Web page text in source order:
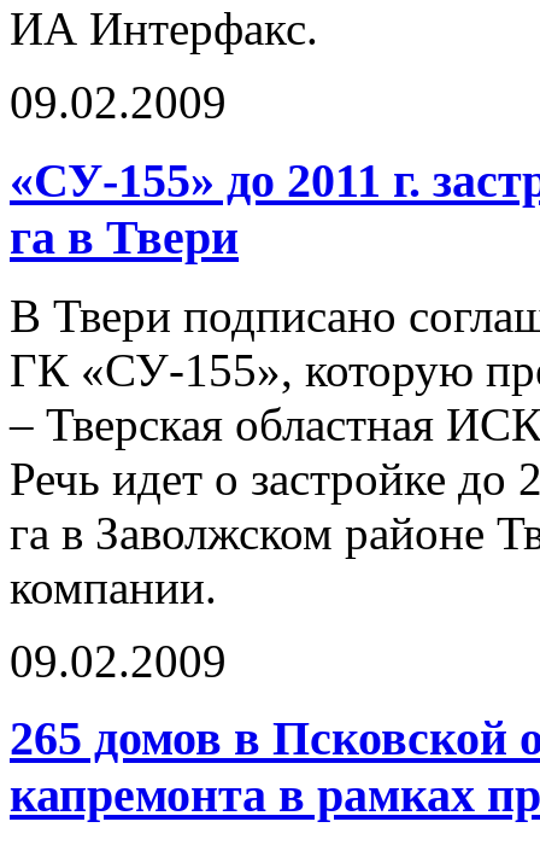
ИА Интерфакс.
09.02.2009
«СУ-155» до 2011 г.
га в Твери
В Твери подписано
ГК «СУ-155», которую
– Тверская областная
Речь идет о застройке
га в Заволжском районе
компании.
09.02.2009
265 домов в Псковской
капремонта в рамках